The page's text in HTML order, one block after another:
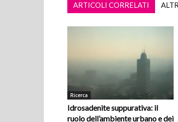
ARTICOLI CORRELATI
Ricerca
Idrosadenite suppurativa: il
ruolo dell’ambiente urbano e dei